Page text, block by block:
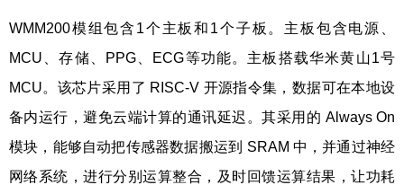
WMM200模组包含1个主板和1个子板。主板包含电源、
MCU、存储、PPG、ECG等功能。主板搭载华米黄山1号
MCU。该芯片采用了 RISC-V 开源指令集，数据可在本地设
备内运行，避免云端计算的通讯延迟。其采用的 Always On
模块，能够自动把传感器数据搬运到 SRAM 中，并通过神经
网络系统，进行分别运算整合，及时回馈运算结果，让功耗